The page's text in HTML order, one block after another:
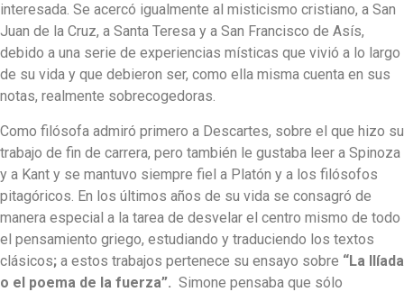
interesada. Se acercó igualmente al misticismo cristiano, a San
Juan de la Cruz, a Santa Teresa y a San Francisco de Asís,
debido a una serie de experiencias místicas que vivió a lo largo
de su vida y que debieron ser, como ella misma cuenta en sus
notas, realmente sobrecogedoras.
Como filósofa admiró primero a Descartes, sobre el que hizo su
trabajo de fin de carrera, pero también le gustaba leer a Spinoza
y a Kant y se mantuvo siempre fiel a Platón y a los filósofos
pitagóricos. En los últimos años de su vida se consagró de
manera especial a la tarea de desvelar el centro mismo de todo
el pensamiento griego, estudiando y traduciendo los textos
clásicos; a estos trabajos pertenece su ensayo sobre “La Ilíada
o el poema de la fuerza”. Simone pensaba que sólo